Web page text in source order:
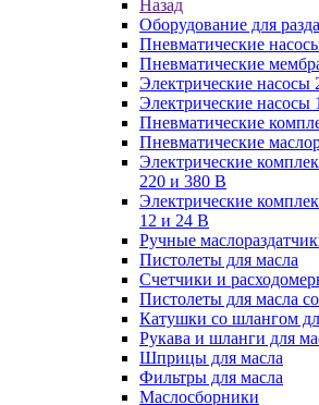
Назад
Оборудование для
Пневматические
Пневматические
Электрические насосы
Электрические насосы
Пневматические
Пневматические
Электрические
220 и 380 В
Электрические
12 и 24 В
Ручные
Пистолеты для масла
Счетчики и
Пистолеты для масла
Катушки со шлангом
Рукава и шланги для
Шприцы для масла
Фильтры для масла
Маслосборники